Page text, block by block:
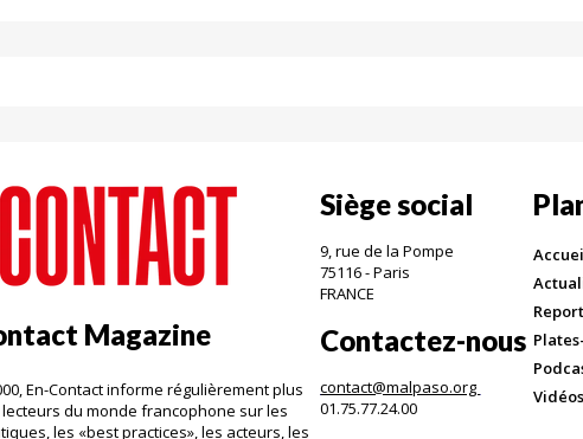
Magazine
En-Contact informe régulièrement plus
lecteurs du monde francophone sur les
les «best practices», les acteurs, les
Siège social
9, rue de la Pompe
75116 - Paris
FRANCE
Contactez-nous
contact@malpaso.org
01.75.77.24.00
Vidéos